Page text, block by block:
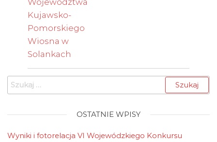
Szkół Muzycznych
im. Karola
Szymanowskiego
w Toruniu, ul. Szosa
Chełmińska
224/226 – konkurs
Konkursu Chórów…
Województwa
Kujawsko-
Pomorskiego
Wiosna w
Solankach
Szukaj:
OSTATNIE WPISY
Wyniki i fotorelacja VI Wojewódzkiego Konkursu